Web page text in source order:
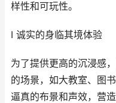
样性和可玩性。
I 诚实的身临其境体验
为了提供更高的沉浸感
的场景，如大教室、图
逼真的布景和声效，营